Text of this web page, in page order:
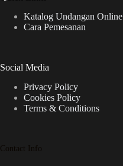
Katalog Undangan Online
Cara Pemesanan
Social Media
Privacy Policy
Cookies Policy
Terms & Conditions
Contact Info